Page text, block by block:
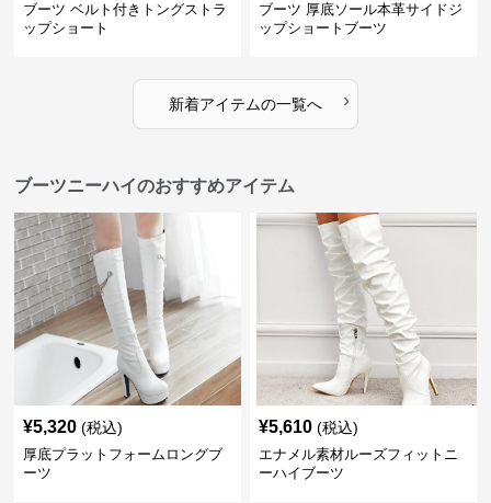
ブーツ ベルト付きトングストラ
ップショート
ブーツ 厚底ソール本革サイドジ
ップショートブーツ
新着アイテムの一覧へ ›
ブーツニーハイのおすすめアイテム
¥5,320 (税込)
厚底プラットフォームロングブ
ーツ
¥5,610 (税込)
エナメル素材ルーズフィットニ
ーハイブーツ